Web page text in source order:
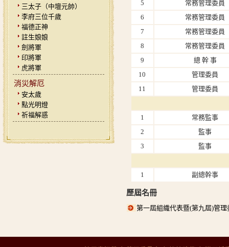
三太子（中壇元帥）
李府三位千歲
福德正神
註生娘娘
劍將軍
印將軍
虎將軍
消災解厄
安太歲
點光明燈
祈福解惑
5
常務管理委員
6
常務管理委員
7
常務管理委員
8
常務管理委員
9
總 幹 事
10
管理委員
11
管理委員
1
常務監事
2
監事
3
監事
1 副總幹事
歷屆名冊
第一屆組織代表暨(第九屆)管